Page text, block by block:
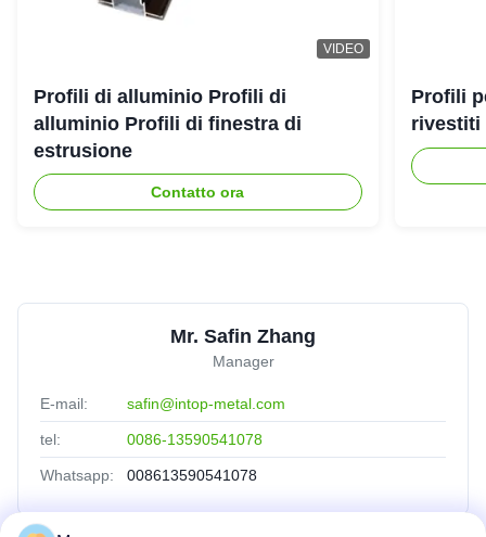
VIDEO
Profili di alluminio Profili di
alluminio Profili di finestra di
estrusione
Contatto ora
Profili
rivestiti
Mr. Safin Zhang
Manager
E-mail: safin@intop-metal.com
tel: 0086-13590541078
Whatsapp: 008613590541078